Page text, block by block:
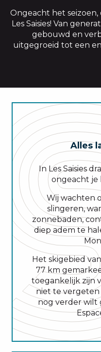
Ongeacht het
Les Saisies! Van
gebouwd en
uitgegroeid tot een
Alles
In Les Saisies
ongeacht je
Wij wachten
slingeren,
zonnebaden,
diep adem te
Het skigebied
77 km
toegankelijk zijn
niet te vergeten
nog verder wilt